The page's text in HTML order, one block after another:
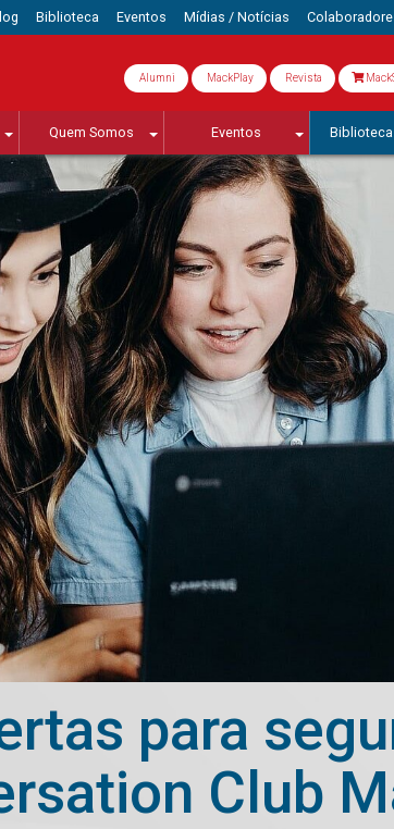
Biblioteca Eventos Mídias / Notícias
Alumni MackPlay Revista
Quem Somos Eventos Biblioteca
para
Club